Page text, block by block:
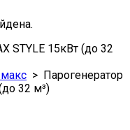
STYLE 15кВт (до 32
> Парогенератор
32 м³)